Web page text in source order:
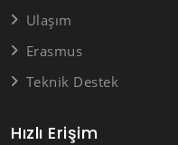
Hızlı Erişim
Ulaşım
Erasmus
Teknik Destek